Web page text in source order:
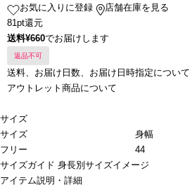
お気に入りに登録
店舗在庫を見る
81pt還元
送料¥660でお届けします
返品不可
送料、お届け日数、お届け日時指定について
アウトレット商品について
サイズ
サイズ
身幅
フリー
44
サイズガイド 身長別サイズイメージ
アイテム説明・詳細